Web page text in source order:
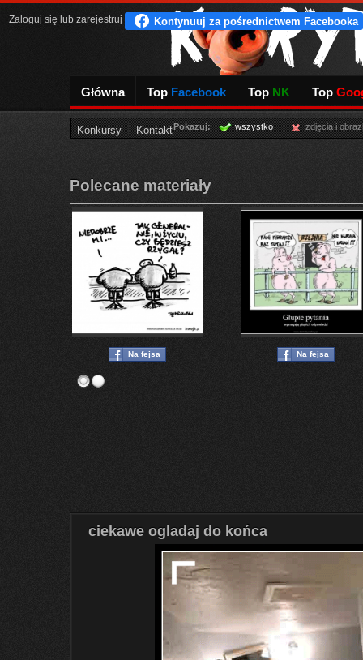
Główna Top Facebook Top NK Top
Konkursy Kontakt
Zaloguj się lub zarejestruj
Pokazuj: wszystko zdjęcia i
Polecane materiały
Na fejsa Na fejsa
ciekawe ogladaj do końca